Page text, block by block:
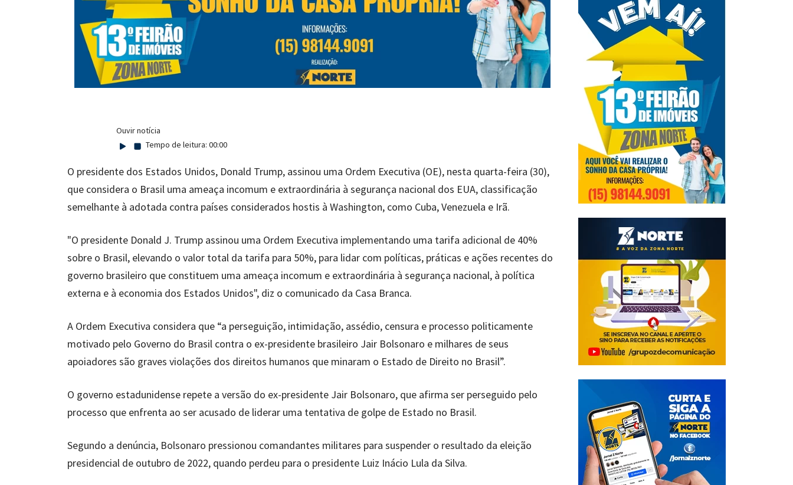
Ouvir notícia
Tempo de leitura: 00:00
O presidente dos Estados Unidos, Donald Trump, assinou uma Ordem Executiva (OE), nesta quarta-feira (30),
que considera o Brasil uma ameaça incomum e extraordinária à segurança nacional dos EUA, classificação
semelhante à adotada contra países considerados hostis à Washington, como Cuba, Venezuela e Irã.
"O presidente Donald J. Trump assinou uma Ordem Executiva implementando uma tarifa adicional de 40%
sobre o Brasil, elevando o valor total da tarifa para 50%, para lidar com políticas, práticas e ações recentes do
governo brasileiro que constituem uma ameaça incomum e extraordinária à segurança nacional, à política
externa e à economia dos Estados Unidos", diz o comunicado da Casa Branca.
A Ordem Executiva considera que “a perseguição, intimidação, assédio, censura e processo politicamente
motivado pelo Governo do Brasil contra o ex-presidente brasileiro Jair Bolsonaro e milhares de seus
apoiadores são graves violações dos direitos humanos que minaram o Estado de Direito no Brasil”.
O governo estadunidense repete a versão do ex-presidente Jair Bolsonaro, que afirma ser perseguido pelo
processo que enfrenta ao ser acusado de liderar uma tentativa de golpe de Estado no Brasil.
Segundo a denúncia, Bolsonaro pressionou comandantes militares para suspender o resultado da eleição
presidencial de outubro de 2022, quando perdeu para o presidente Luiz Inácio Lula da Silva.